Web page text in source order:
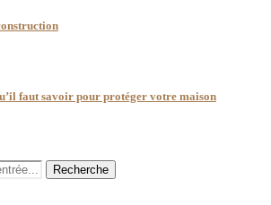
faut savoir pour protéger votre maison